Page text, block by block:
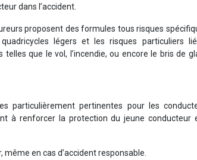
dans l’accident.
proposent des formules tous risques
légers et les risques particuliers
que le vol, l’incendie, ou encore le bris de
particulièrement pertinentes pour les
à renforcer la protection du jeune conducteur
en cas d’accident responsable.